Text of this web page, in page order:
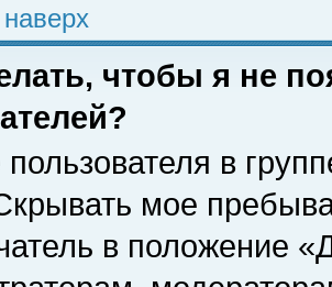
чтобы я не
в
мое
в положение